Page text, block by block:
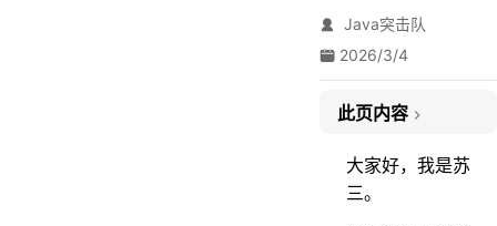
Java突击队
2026/3/4
此页内容
大家好，我是苏
三。